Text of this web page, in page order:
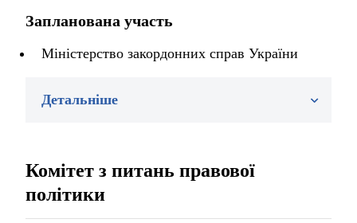
Запланована участь
Міністерство закордонних справ України
Детальніше
Комітет з питань правової
політики